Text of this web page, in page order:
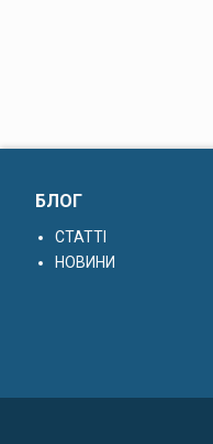
БЛОГ
СТАТТІ
НОВИНИ